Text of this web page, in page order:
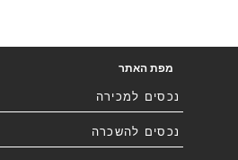
מפת האתר
נכסים למכירה
נכסים להשכרה